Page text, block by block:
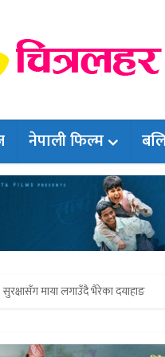
नेपाली फिल्म
सुरक्षासँग माया लगाउँदै भैरेका दयाहाङ